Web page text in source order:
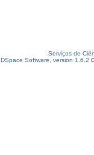
Serviços de
DSpace Software, version 1.6.2